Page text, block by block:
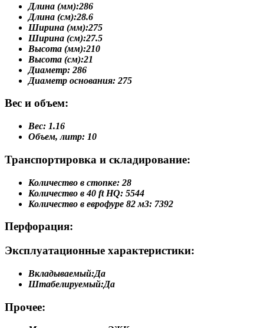
Длина (мм):286
Длина (см):28.6
Ширина (мм):275
Ширина (см):27.5
Высота (мм):210
Высота (см):21
Диаметр: 286
Диаметр основания: 275
Вес и объем:
Вес: 1.16
Объем, литр: 10
Транспортировка и складирование:
Количество в стопке: 28
Количество в 40 ft HQ: 5544
Количество в еврофуре 82 м3: 7392
Перфорация:
Эксплуатационные характеристики:
Вкладываемый:Да
Штабелируемый:Да
Прочее: